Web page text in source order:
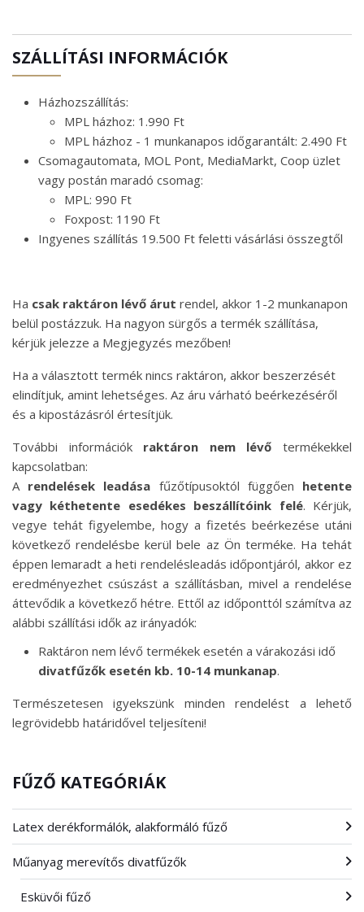
FŰZŐ KATEGÓRIÁK
Latex derékformálók, alakformáló fűző
Műanyag merevítős divatfűzők
Esküvői fűző
SZÁLLÍTÁSI INFORMÁCIÓK
Házhozszállítás:
MPL házhoz: 1.990 Ft
MPL házhoz - 1 munkanapos időgarantált: 2.490 Ft
Csomagautomata, MOL Pont, MediaMarkt, Coop üzlet
vagy postán maradó csomag:
MPL: 990 Ft
Foxpost: 1190 Ft
Ingyenes szállítás 19.500 Ft feletti vásárlási összegtől
Ha csak raktáron lévő árut rendel, akkor 1-2 munkanapon
belül postázzuk. Ha nagyon sürgős a termék szállítása,
kérjük jelezze a Megjegyzés mezőben!
Ha a választott termék nincs raktáron, akkor beszerzését
elindítjuk, amint lehetséges. Az áru várható beérkezéséről
és a kipostázásról értesítjük.
További információk raktáron nem lévő termékekkel
kapcsolatban:
A rendelések leadása fűzőtípusoktól függően hetente
vagy kéthetente esedékes beszállítóink felé. Kérjük,
vegye tehát figyelembe, hogy a fizetés beérkezése utáni
következő rendelésbe kerül bele az Ön terméke. Ha tehát
éppen lemaradt a heti rendelésleadás időpontjáról, akkor ez
eredményezhet csúszást a szállításban, mivel a rendelése
áttevődik a következő hétre. Ettől az időponttól számítva az
alábbi szállítási idők az irányadók:
Raktáron nem lévő termékek esetén a várakozási idő
divatfűzők esetén kb. 10-14 munkanap.
Természetesen igyekszünk minden rendelést a lehető
legrövidebb határidővel teljesíteni!